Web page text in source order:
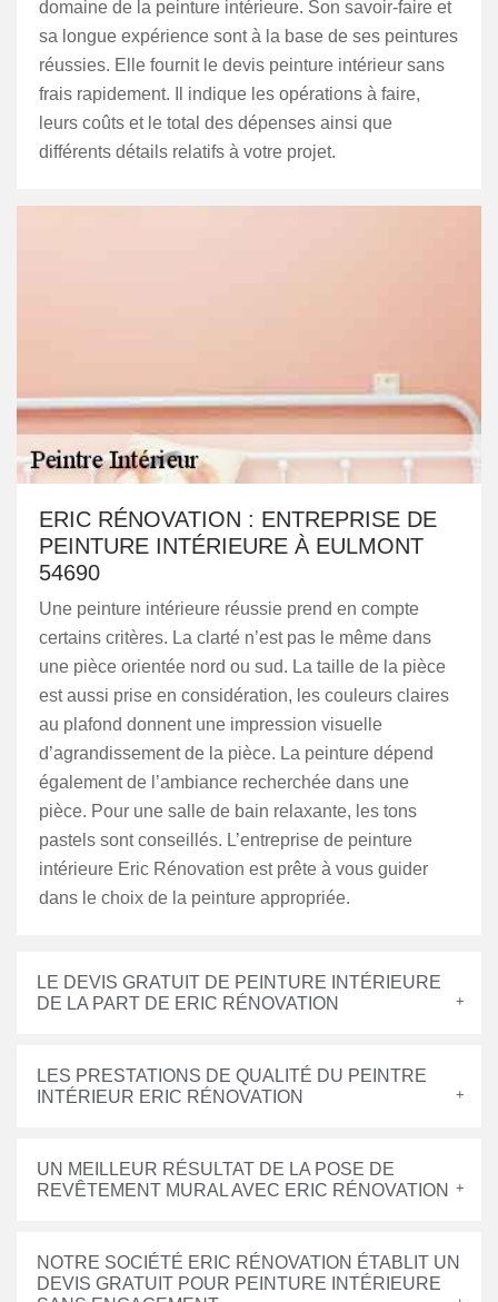
domaine de la peinture intérieure. Son savoir-faire et
sa longue expérience sont à la base de ses peintures
réussies. Elle fournit le devis peinture intérieur sans
frais rapidement. Il indique les opérations à faire,
leurs coûts et le total des dépenses ainsi que
différents détails relatifs à votre projet.
ERIC RÉNOVATION : ENTREPRISE DE
PEINTURE INTÉRIEURE À EULMONT
54690
Une peinture intérieure réussie prend en compte
certains critères. La clarté n’est pas le même dans
une pièce orientée nord ou sud. La taille de la pièce
est aussi prise en considération, les couleurs claires
au plafond donnent une impression visuelle
d’agrandissement de la pièce. La peinture dépend
également de l’ambiance recherchée dans une
pièce. Pour une salle de bain relaxante, les tons
pastels sont conseillés. L’entreprise de peinture
intérieure Eric Rénovation est prête à vous guider
dans le choix de la peinture appropriée.
LE DEVIS GRATUIT DE PEINTURE INTÉRIEURE
DE LA PART DE ERIC RÉNOVATION
LES PRESTATIONS DE QUALITÉ DU PEINTRE
INTÉRIEUR ERIC RÉNOVATION
UN MEILLEUR RÉSULTAT DE LA POSE DE
REVÊTEMENT MURAL AVEC ERIC RÉNOVATION
NOTRE SOCIÉTÉ ERIC RÉNOVATION ÉTABLIT UN
DEVIS GRATUIT POUR PEINTURE INTÉRIEURE